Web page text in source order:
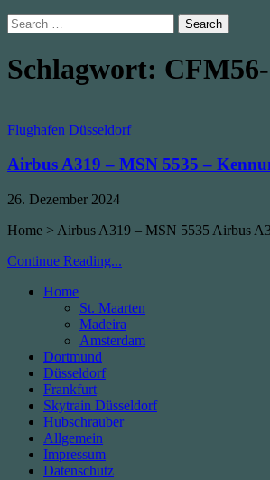
Search
for:
Schlagwort:
Posted
Flughafen Düsseldorf
Airbus A319 – MSN 5535 –
Published
26. Dezember 2024
Home > Airbus A319 – MSN 5535 Airbus
Continue Reading...
MSN
5535
–
Home
St. Maarten
Madeira
Amsterdam
Dortmund
Düsseldorf
Frankfurt
Skytrain Düsseldorf
Hubschrauber
Allgemein
Impressum
Datenschutz